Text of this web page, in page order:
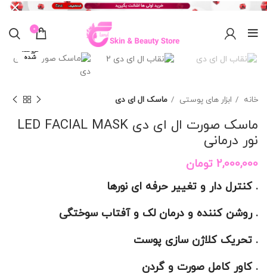
0
فروخته
شده
خانه ابزار های پوستی ماسک ال ای دی
ماسک صورت ال ای دی LED FACIAL MASK
نور درمانی
2,000,000 تومان
. کنترل دار و تغییر حرفه ای نورها
. روشن کننده و درمان لک و آفتاب سوختگی
. تحریک کلاژن سازی پوست
. کاور کامل صورت و گردن